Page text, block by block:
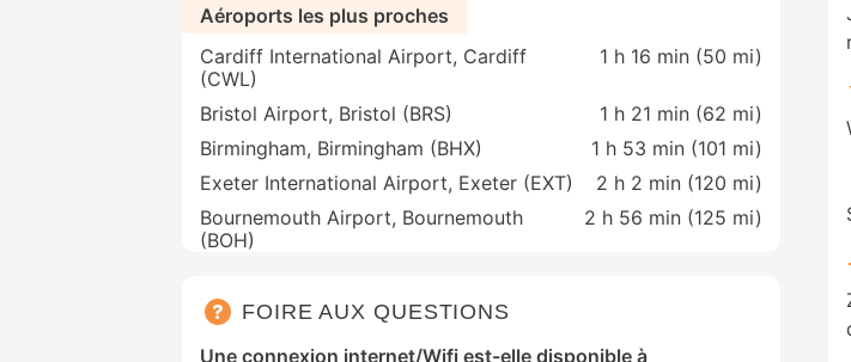
Aéroports les plus proches
Cardiff International Airport, Cardiff
(CWL)
1 h 16 min (50 mi)
Bristol Airport, Bristol (BRS) 1 h 21 min (62 mi)
Birmingham, Birmingham (BHX)
1 h 53 min (101 mi)
Exeter International Airport, Exeter (EXT)
2 h 2 min (120 mi)
Bournemouth Airport, Bournemouth
(BOH)
2 h 56 min (125 mi)
FOIRE AUX QUESTIONS
Une connexion internet/Wifi est-elle disponible à